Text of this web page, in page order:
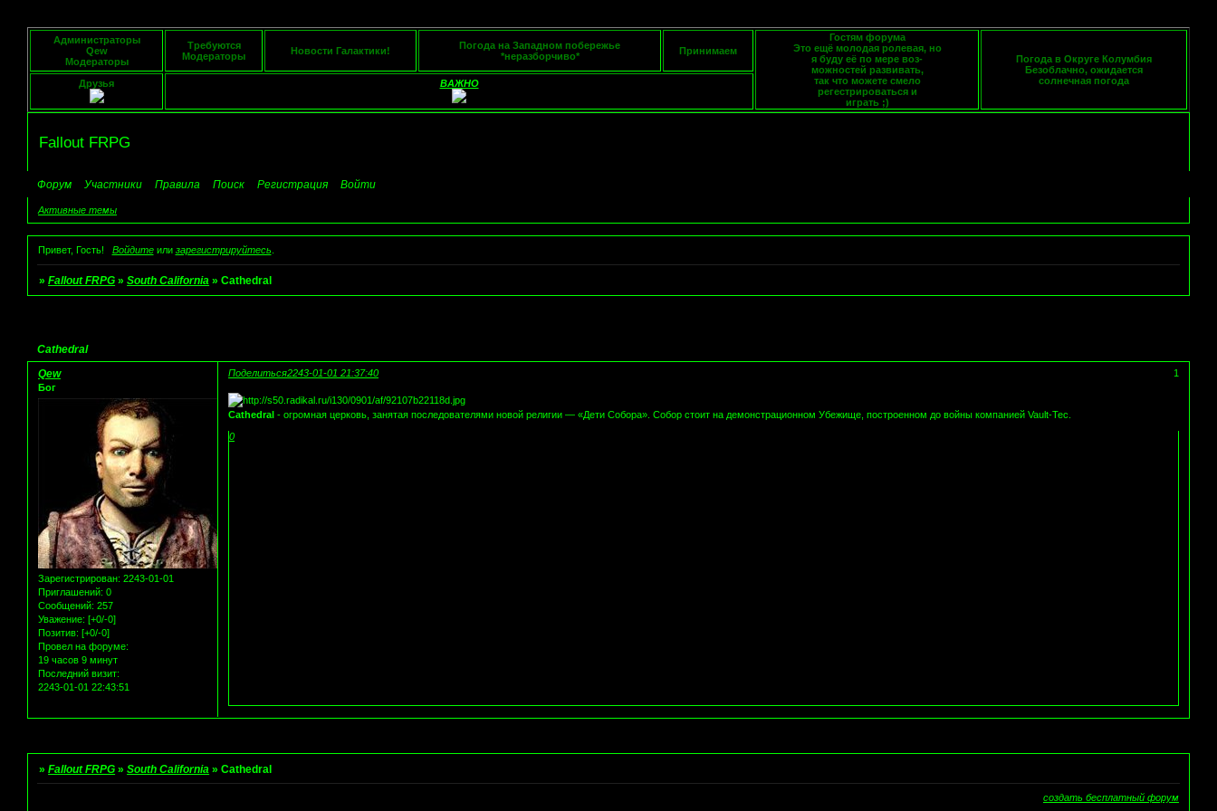
Администраторы
Qew
Модераторы
Требуются
Модераторы
Новости Галактики!
Погода на Западном побережье
*неразборчиво*
Принимаем
Гостям форума
Это ещё молодая ролевая, но
я буду её по мере воз-
можностей развивать,
так что можете смело
регестрироваться и
играть ;)
Погода в Округе Колумбия
Безоблачно, ожидается
солнечная погода
Друзья ВАЖНО
Fallout FRPG
Форум Участники Правила Поиск Регистрация Войти
Активные темы
Привет, Гость! Войдитеили зарегистрируйтесь
»Fallout FRPG »South California »Cathedral
Cathedral
Поделиться 1
2243-01-01 21:37:40
Qew
Бог
Зарегистрирован: 2243-01-01
Приглашений: 0
Сообщений: 257
Уважение: [+0/-0]
Позитив: [+0/-0]
Провел на форуме:
19 часов 9 минут
Последний визит:
2243-01-01 22:43:51
Cathedral - огромная церковь, занятая последователями новой религии — «Дети Собора». Собор стоит на демонстрационном Убежище, построенном до войны компанией Vault-Tec.
0
»Fallout FRPG »South California »Cathedral
создать бесплатный форум